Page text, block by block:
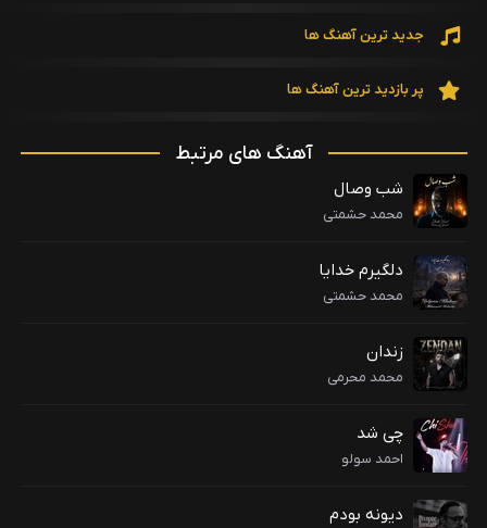
جدید ترین آهنگ ها
پر بازدید ترین آهنگ ها
آهنگ های مرتبط
شب وصال
محمد حشمتی
دلگیرم خدایا
محمد حشمتی
زندان
محمد محرمی
چی شد
احمد سولو
دیونه بودم